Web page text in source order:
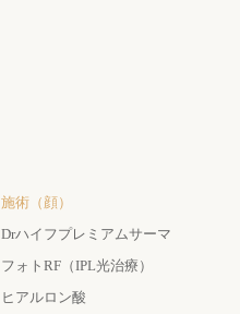
施術（顔）
Drハイフプレミアムサーマ
フォトRF（IPL光治療）
ヒアルロン酸